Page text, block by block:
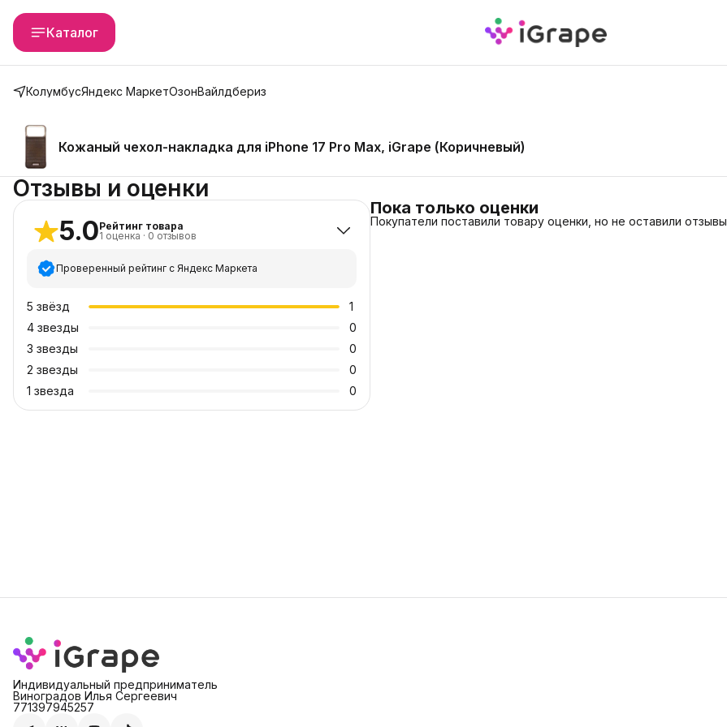
Каталог
КолумбусЯндекс МаркетОзонВайлдбериз
Кожаный чехол-накладка для iPhone 17 Pro Max, iGrape (Коричневый)
Отзывы и оценки
5.0Рейтинг товара
1 оценка · 0 отзывов
Проверенный рейтинг с Яндекс Маркета
5 звёзд
1
4 звезды
0
3 звезды
0
2 звезды
0
1 звезда 0
Пока только оценки
Покупатели поставили товару оценки, но не оставили отзывы
Индивидуальный предприниматель
Виноградов Илья Сергеевич
771397945257